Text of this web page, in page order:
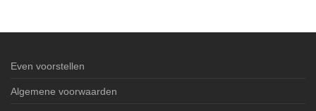
Even voorstellen
Algemene voorwaarden